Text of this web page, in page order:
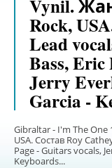
Vynil.
Rock,
Lead
Bass, Eric
Jerry
Garcia -
Gibraltar - I'm The One
USA. Состав Roy
Page - Guitars vocals,
Keyboards...